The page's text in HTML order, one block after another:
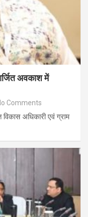
अवकाश में
Comments
विकास अधिकारी एवं ग्राम